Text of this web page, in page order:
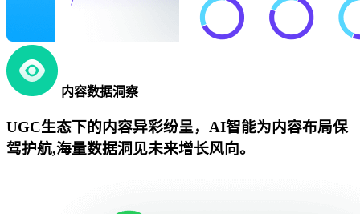
内容数据洞察
UGC生态下的内容异彩纷呈，AI智能为内容布局保
驾护航,海量数据洞见未来增长风向。